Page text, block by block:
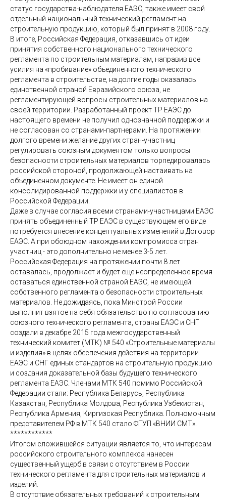
статус государства-наблюдателя ЕАЭС, также имеет свой
отдельный национальный технический регламент на
строительную продукцию, который был принят в 2008 году.
В итоге, Российская Федерация, отказавшись от идеи
принятия собственного национального технического
регламента по строительным материалам, направив все
усилия на «пробивание» объединенного технического
регламента в строительстве, на долгие годы оказалась
единственной страной Евразийского союза, не
регламентирующей вопросы строительных материалов на
своей территории. Разработанный проект ТР ЕАЭС до
настоящего времени не получил однозначной поддержки и
не согласован со странами-партнерами. На протяжении
долгого времени желание других стран-участниц
регулировать союзным документом только вопросы
безопасности строительных материалов торпедировалась
российской стороной, продолжающей настаивать на
объединенном документе. Не имеет он единой
консолидированной поддержки и у специалистов в
Российской Федерации.
Даже в случае согласия всеми странами-участницами ЕАЭС
принять объединенный ТР ЕАЭС в существующем его виде
потребуется внесение концептуальных изменений в Договор
ЕАЭС. А при обоюдном нахождении компромисса стран
участниц - это дополнительно не менее 3-5 лет.
Российская Федерация на протяжении почти 8 лет
оставалась, продолжает и будет еще неопределенное время
оставаться единственной страной ЕАЭС, не имеющей
собственного регламента о безопасности строительных
материалов. Не дожидаясь, пока Минстрой России
выполнит взятое на себя обязательство по согласованию
союзного технического регламента, страны ЕАЭС и СНГ
создали в декабре 2015 года межгосударственный
технический комитет (МТК) № 540 «Строительные материалы
и изделия» в целях обеспечения действия на территории
ЕАЭС и СНГ единых стандартов на строительную продукцию
и создания доказательной базы будущего технического
регламента ЕАЭС. Членами МТК 540 помимо Российской
Федерации стали: Республика Беларусь, Республика
Казахстан, Республика Молдова, Республика Узбекистан,
Республика Армения, Киргизская Республика. Полномочным
представителем РФ в МТК 540 стало ФГУП «ВНИИ СМТ».
************
Итогом сложившейся ситуации является то, что интересам
российского строительного комплекса нанесен
существенный ущерб в связи с отсутствием в России
технического регламента для строительных материалов и
изделий.
В отсутствие обязательных требований к строительным